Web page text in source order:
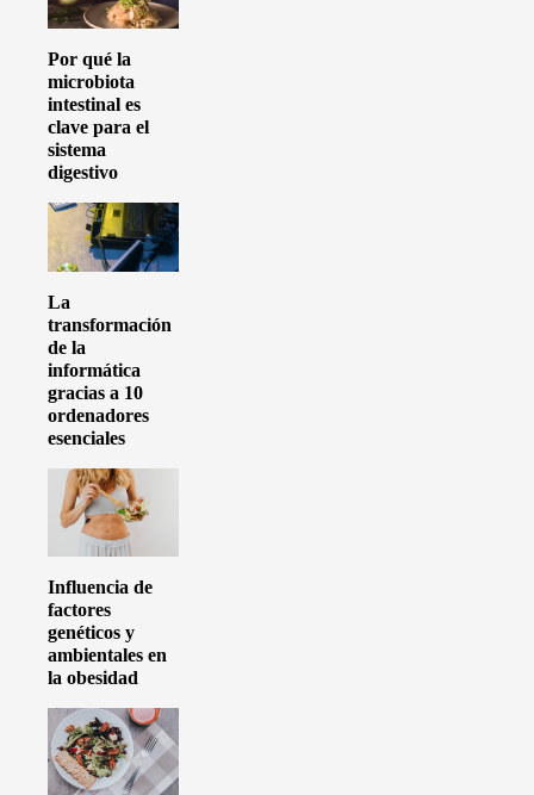
Por qué la
microbiota
intestinal es
clave para el
sistema
digestivo
La
transformación
de la
informática
gracias a 10
ordenadores
esenciales
Influencia de
factores
genéticos y
ambientales en
la obesidad